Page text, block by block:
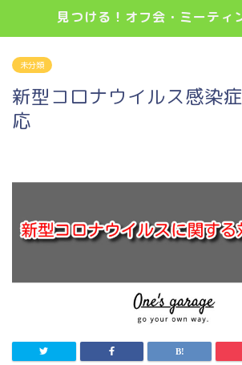
見つける！オフ会・ミーティ
未分類
新型コロナウイルス感染
応